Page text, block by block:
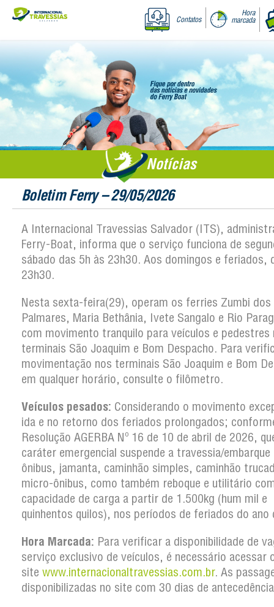
Contatos
Hora
marcada
Notícias
Boletim Ferry – 29/05/2026
A Internacional Travessias Salvador (ITS),
Ferry-Boat, informa que o serviço funciona de
sábado das 5h às 23h30. Aos domingos e feriados,
23h30.
Nesta sexta-feira(29), operam os ferries Zumbi dos
Palmares, Maria Bethânia, Ivete Sangalo e Rio
com movimento tranquilo para veículos e pedestres
terminais São Joaquim e Bom Despacho. Para
movimentação nos terminais São Joaquim e Bom
em qualquer horário, consulte o filômetro.
Veículos pesados: Considerando o movimento
ida e no retorno dos feriados prolongados;
Resolução AGERBA Nº 16 de 10 de abril de 2026,
caráter emergencial suspende a travessia/embarque
ônibus, jamanta, caminhão simples, caminhão
micro-ônibus, como também reboque e utilitário
capacidade de carga a partir de 1.500kg (hum mil e
quinhentos quilos), nos períodos de feriados do ano
Hora Marcada: Para verificar a disponibilidade de
serviço exclusivo de veículos, é necessário acessar
site www.internacionaltravessias.com.br. As
disponibilizadas no site com 30 dias de